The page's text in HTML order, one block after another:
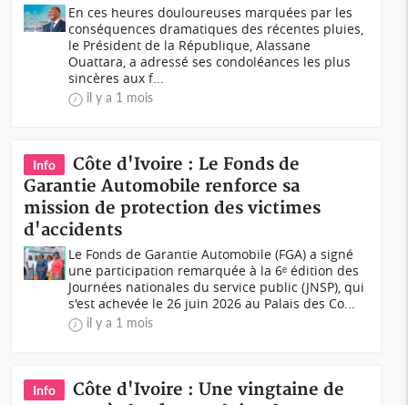
En ces heures douloureuses marquées par les
conséquences dramatiques des récentes pluies,
le Président de la République, Alassane
Ouattara, a adressé ses condoléances les plus
sincères aux f...
il y a 1 mois
Info
Côte d'Ivoire : Le Fonds de
Garantie Automobile renforce sa
mission de protection des victimes
d'accidents
Le Fonds de Garantie Automobile (FGA) a signé
une participation remarquée à la 6ᵉ édition des
Journées nationales du service public (JNSP), qui
s'est achevée le 26 juin 2026 au Palais des Co...
il y a 1 mois
Info
Côte d'Ivoire : Une vingtaine de